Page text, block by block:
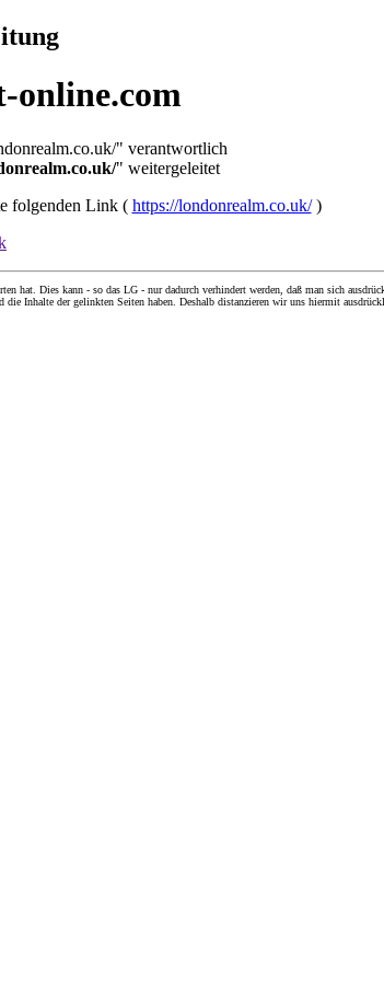
online.com
" verantwortlich
" weitergeleitet
folgenden Link ( https://londonrealm.co.uk/)
Dies kann - so das LG - nur dadurch verhindert werden, daß man sich
Inhalte der gelinkten Seiten haben. Deshalb distanzieren wir uns hiermit